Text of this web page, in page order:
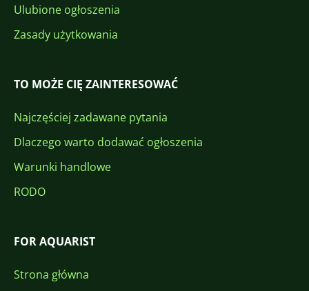
Ulubione ogłoszenia
Zasady użytkowania
TO MOŻE CIĘ ZAINTERESOWAĆ
Najczęściej zadawane pytania
Dlaczego warto dodawać ogłoszenia
Warunki handlowe
RODO
FOR AQUARIST
Strona główna